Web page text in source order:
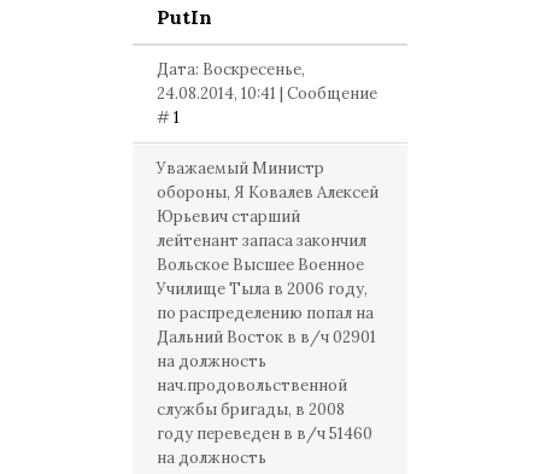
PutIn
Дата: Воскресенье,
24.08.2014, 10:41 | Сообщение
#1
Уважаемый Министр
обороны, Я Ковалев Алексей
Юрьевич старший
лейтенант запаса закончил
Вольское Высшее Военное
Училище Тыла в 2006 году,
по распределению попал на
Дальний Восток в в/ч 02901
на должность
нач.продовольственной
службы бригады, в 2008
году переведен в в/ч 51460
на должность